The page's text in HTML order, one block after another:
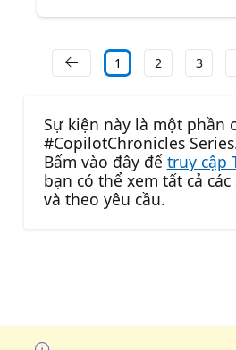
1 2 3
Sự kiện này là một phần
#CopilotChronicles
Bấm vào đây để truy cập
bạn có thể xem tất cả
và theo yêu cầu.